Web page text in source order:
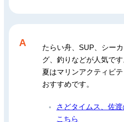
A
たらい舟、SUP、シー
グ、釣りなどが人気です
夏はマリンアクティビ
おすすめです。
さどタイムス、佐
こちら